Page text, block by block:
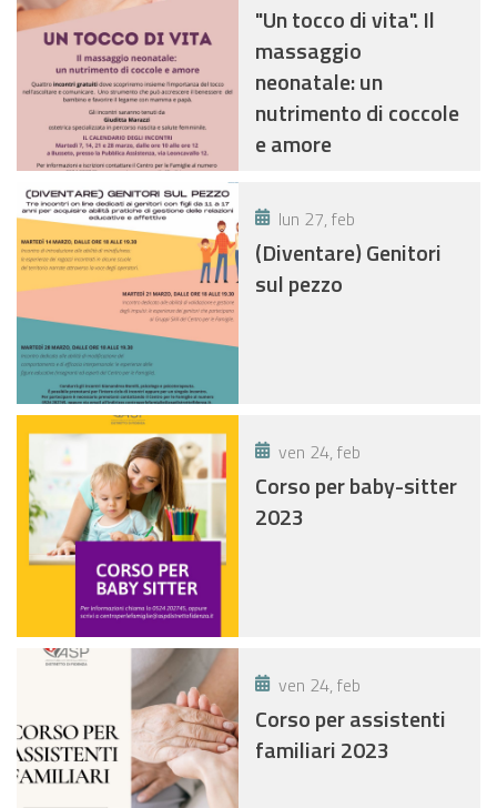
"Un tocco di vita". Il
massaggio
neonatale: un
nutrimento di coccole
e amore
lun 27, feb
(Diventare) Genitori
sul pezzo
ven 24, feb
Corso per baby-sitter
2023
ven 24, feb
Corso per assistenti
familiari 2023